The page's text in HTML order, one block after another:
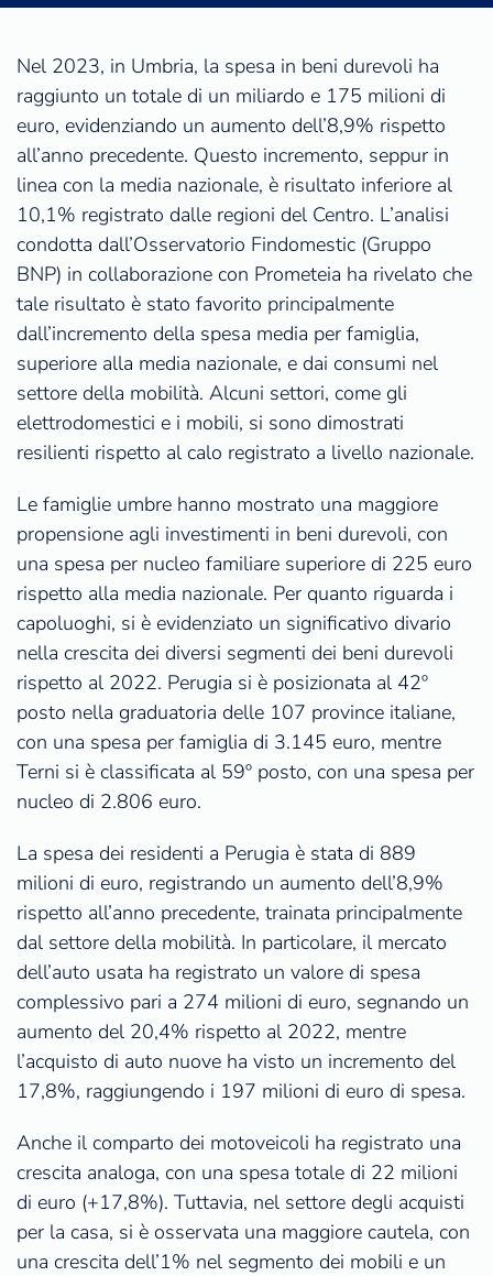
Nel 2023, in Umbria, la spesa in beni durevoli ha
raggiunto un totale di un miliardo e 175 milioni di
euro, evidenziando un aumento dell’8,9% rispetto
all’anno precedente. Questo incremento, seppur in
linea con la media nazionale, è risultato inferiore al
10,1% registrato dalle regioni del Centro. L’analisi
condotta dall’Osservatorio Findomestic (Gruppo
BNP) in collaborazione con Prometeia ha rivelato che
tale risultato è stato favorito principalmente
dall’incremento della spesa media per famiglia,
superiore alla media nazionale, e dai consumi nel
settore della mobilità. Alcuni settori, come gli
elettrodomestici e i mobili, si sono dimostrati
resilienti rispetto al calo registrato a livello nazionale.
Le famiglie umbre hanno mostrato una maggiore
propensione agli investimenti in beni durevoli, con
una spesa per nucleo familiare superiore di 225 euro
rispetto alla media nazionale. Per quanto riguarda i
capoluoghi, si è evidenziato un significativo divario
nella crescita dei diversi segmenti dei beni durevoli
rispetto al 2022. Perugia si è posizionata al 42º
posto nella graduatoria delle 107 province italiane,
con una spesa per famiglia di 3.145 euro, mentre
Terni si è classificata al 59º posto, con una spesa per
nucleo di 2.806 euro.
La spesa dei residenti a Perugia è stata di 889
milioni di euro, registrando un aumento dell’8,9%
rispetto all’anno precedente, trainata principalmente
dal settore della mobilità. In particolare, il mercato
dell’auto usata ha registrato un valore di spesa
complessivo pari a 274 milioni di euro, segnando un
aumento del 20,4% rispetto al 2022, mentre
l’acquisto di auto nuove ha visto un incremento del
17,8%, raggiungendo i 197 milioni di euro di spesa.
Anche il comparto dei motoveicoli ha registrato una
crescita analoga, con una spesa totale di 22 milioni
di euro (+17,8%). Tuttavia, nel settore degli acquisti
per la casa, si è osservata una maggiore cautela, con
una crescita dell’1% nel segmento dei mobili e un